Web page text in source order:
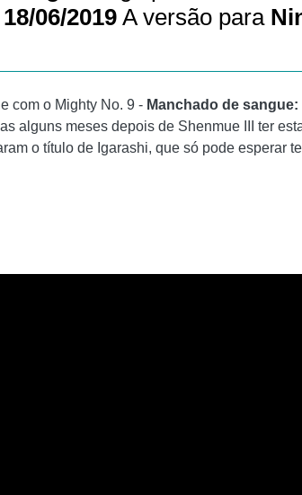
18/06/2019 A versão para
com o Mighty No. 9 - Manchado de
alguns meses depois de Shenmue III ter
o título de Igarashi, que só pode esperar